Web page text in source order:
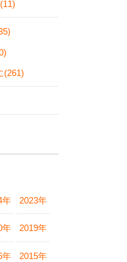
(261)
年 2023年
年 2019年
年 2015年